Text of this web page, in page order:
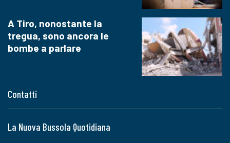
Contatti
La Nuova Bussola Quotidiana
A Tiro, nonostante la
tregua, sono ancora le
bombe a parlare